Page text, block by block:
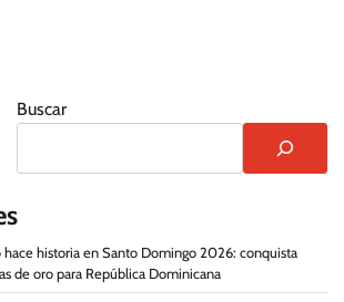
Buscar
hace historia en Santo Domingo 2026: conquista
de oro para República Dominicana